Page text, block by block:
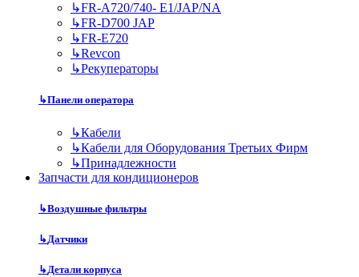
↳FR-A720/740- E1/JAP/NA
↳FR-D700 JAP
↳FR-E720
↳Revcon
↳Рекуператоры
↳Панели оператора
↳Кабели
↳Кабели для Оборудования Третьих Фирм
↳Принадлежности
Запчасти для кондиционеров
↳Воздушные фильтры
↳Датчики
↳Детали корпуса